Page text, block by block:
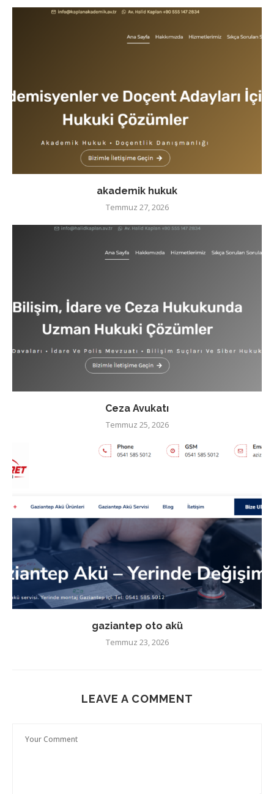
akademik hukuk
Temmuz 27, 2026
Ceza Avukatı
Temmuz 25, 2026
gaziantep oto akü
Temmuz 23, 2026
LEAVE A COMMENT